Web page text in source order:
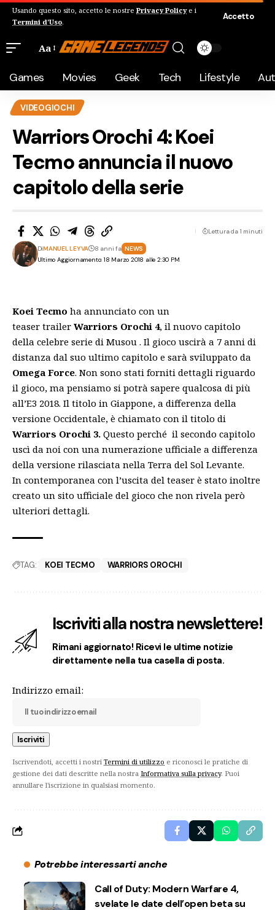
Usando questo sito, accetto le nostre Privacy Policye i
Termini d'Uso.
Accetto
Aa
Games Movies Geek Tech Lifestyle
VIDEOGIOCHI
Warriors Orochi 4: Koei
Tecmo annuncia il nuovo
capitolo della serie
Ultimo Aggiornamento: 18 Marzo 2018 alle 2:30 PM
DiMANUEL LEYVA 8 anni fa NEWS
Lettura da 1 minuti
Koei Tecmo ha annunciato con un
teaser trailer Warriors Orochi 4, il nuovo capitolo
della celebre serie di Musou . Il gioco uscirà a 7 anni di
distanza dal suo ultimo capitolo e sarà sviluppato da
Omega Force. Non sono stati forniti dettagli riguardo
il gioco, ma pensiamo si potrà sapere qualcosa di più
all’E3 2018. Il titolo in Giappone, a differenza della
versione Occidentale, è chiamato con il titolo di
Warriors Orochi 3. Questo perché il secondo capitolo
uscì da noi con una numerazione ufficiale a differenza
della versione rilasciata nella Terra del Sol Levante.
In contemporanea con l’uscita del teaser è stato inoltre
creato un sito ufficiale del gioco che non rivela però
ulteriori dettagli.
TAG: KOEI TECMO WARRIORS OROCHI
Iscriviti alla nostra newslettere!
Rimani aggiornato! Ricevi le ultime notizie
direttamente nella tua casella di posta.
Indirizzo email:
Iscrivendoti, accetti i nostri Termini di utilizzo e riconosci le pratiche di
gestione dei dati descritte nella nostra Informativa sulla privacy. Puoi
annullare l'iscrizione in qualsiasi momento.
Potrebbe interessarti anche
Call of Duty: Modern Warfare 4,
svelate le date dell’open beta su